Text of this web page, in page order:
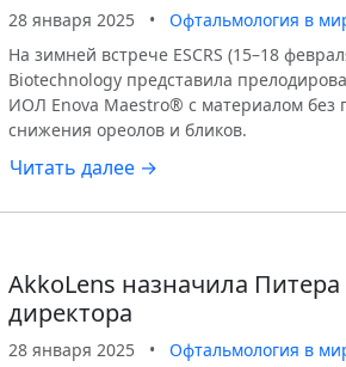
28 января 2025 •
Офтальмология в
На зимней встрече ESCRS (15–18
Biotechnology представила
ИОЛ Enova Maestro® с материалом без
снижения ореолов и бликов.
Читать далее →
AkkoLens назначила
директора
28 января 2025 •
Офтальмология в